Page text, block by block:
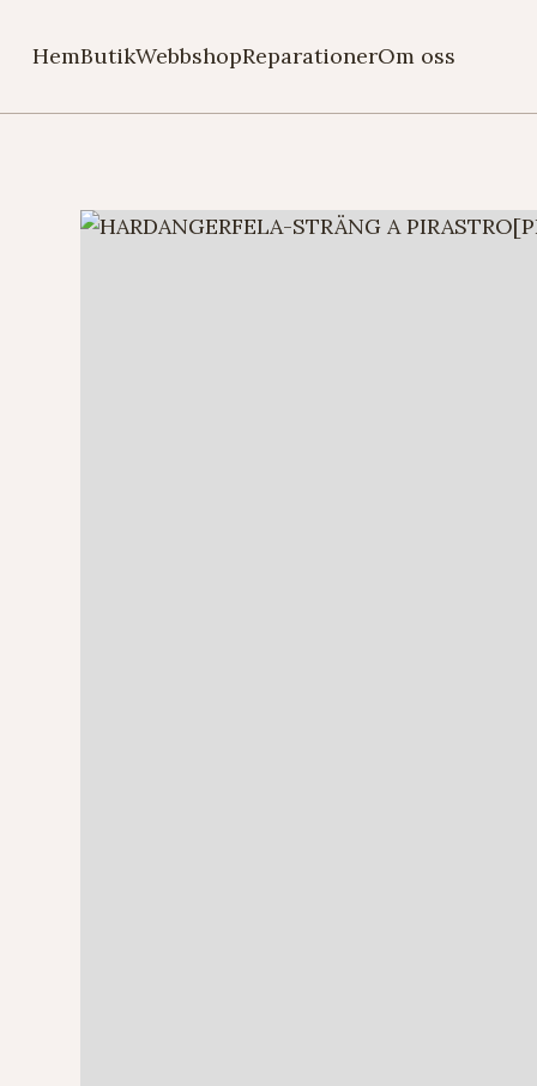
HemButikWebbshopReparationerOm oss